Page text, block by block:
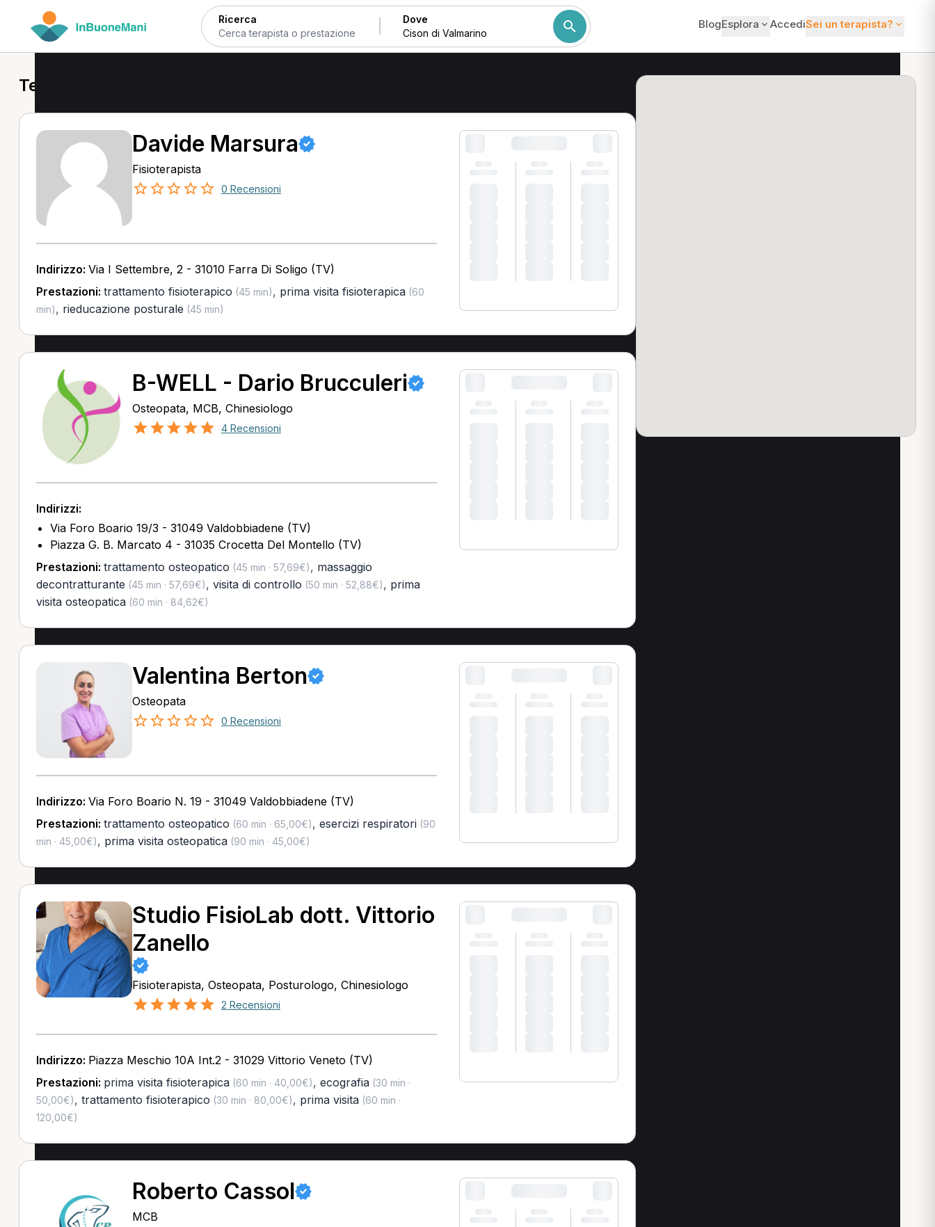
Ricerca Dove BlogEsplora AccediSei un terapista?
Terapisti a Cison di Valmarino
Davide Marsura
Fisioterapista
0 Recensioni
Indirizzo: Via I Settembre, 2 - 31010 Farra Di Soligo (TV)
Prestazioni: trattamento fisioterapico (45 min), prima visita fisioterapica(60
min), rieducazione posturale (45 min)
B-WELL - Dario Brucculeri
Osteopata, MCB, Chinesiologo
4 Recensioni
Indirizzi:
Via Foro Boario 19/3 - 31049 Valdobbiadene (TV)
Piazza G. B. Marcato 4 - 31035 Crocetta Del Montello (TV)
Prestazioni: trattamento osteopatico (45 min · 57,69€), massaggio
decontratturante (45 min · 57,69€), visita di controllo (50 min · 52,88€), prima
visita osteopatica(60 min · 84,62€)
Valentina Berton
Osteopata
0 Recensioni
Indirizzo: Via Foro Boario N. 19 - 31049 Valdobbiadene (TV)
Prestazioni: trattamento osteopatico (60 min · 65,00€), esercizi respiratori(90
min · 45,00€), prima visita osteopatica(90 min · 45,00€)
Studio FisioLab dott. Vittorio
Zanello
Fisioterapista, Osteopata, Posturologo, Chinesiologo
2 Recensioni
Indirizzo: Piazza Meschio 10A Int.2 - 31029 Vittorio Veneto (TV)
Prestazioni: prima visita fisioterapica(60 min · 40,00€), ecografia(30 min ·
50,00€), trattamento fisioterapico (30 min · 80,00€), prima visita(60 min ·
120,00€)
Roberto Cassol
MCB